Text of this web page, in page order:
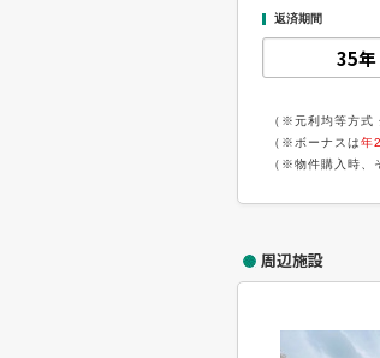
返済期間
（※元利均等方式
（※ボーナスは年
（※物件購入時、
周辺施設